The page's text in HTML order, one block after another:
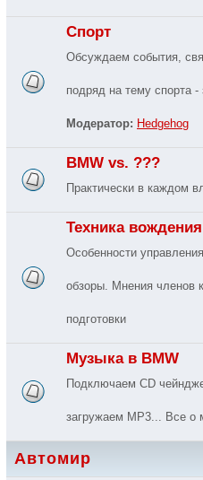
Спорт
Обсуждаем события,
подряд на тему спорта -
Модератор: Hedgehog
BMW vs. ???
Практически в каждом
Техника вождения
Особенности
обзоры. Мнения членов
подготовки
Музыка в BMW
Подключаем CD
загружаем MP3... Все о
Автомир